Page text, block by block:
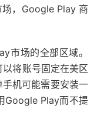
，Google Play 商
市场的全部区域。
将账号固定在美区
机可能需要安装一
Google Play而不提